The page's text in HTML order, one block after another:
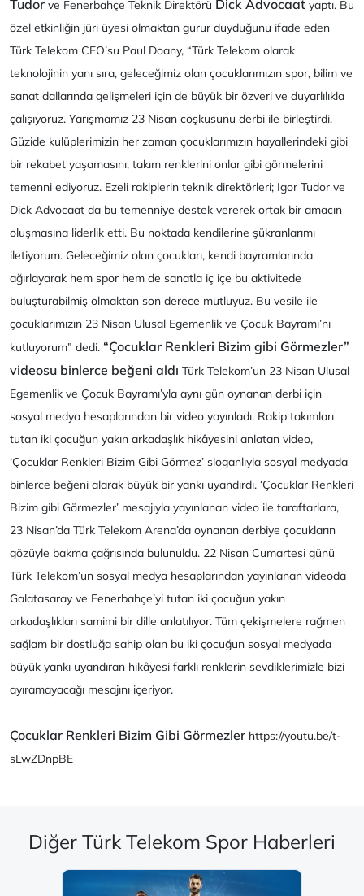
Tudor ve Fenerbahçe Teknik Direktörü Dick Advocaat yaptı. Bu
özel etkinliğin jüri üyesi olmaktan gurur duyduğunu ifade eden
Türk Telekom CEO’su Paul Doany, “Türk Telekom olarak
teknolojinin yanı sıra, geleceğimiz olan çocuklarımızın spor, bilim ve
sanat dallarında gelişmeleri için de büyük bir özveri ve duyarlılıkla
çalışıyoruz. Yarışmamız 23 Nisan coşkusunu derbi ile birleştirdi.
Güzide kulüplerimizin her zaman çocuklarımızın hayallerindeki gibi
bir rekabet yaşamasını, takım renklerini onlar gibi görmelerini
temenni ediyoruz. Ezeli rakiplerin teknik direktörleri; Igor Tudor ve
Dick Advocaat da bu temenniye destek vererek ortak bir amacın
oluşmasına liderlik etti. Bu noktada kendilerine şükranlarımı
iletiyorum. Geleceğimiz olan çocukları, kendi bayramlarında
ağırlayarak hem spor hem de sanatla iç içe bu aktivitede
buluşturabilmiş olmaktan son derece mutluyuz. Bu vesile ile
çocuklarımızın 23 Nisan Ulusal Egemenlik ve Çocuk Bayramı’nı
kutluyorum” dedi. “Çocuklar Renkleri Bizim gibi Görmezler”
videosu binlerce beğeni aldı Türk Telekom’un 23 Nisan Ulusal
Egemenlik ve Çocuk Bayramı’yla aynı gün oynanan derbi için
sosyal medya hesaplarından bir video yayınladı. Rakip takımları
tutan iki çocuğun yakın arkadaşlık hikâyesini anlatan video,
‘Çocuklar Renkleri Bizim Gibi Görmez’ sloganlıyla sosyal medyada
binlerce beğeni alarak büyük bir yankı uyandırdı. ‘Çocuklar Renkleri
Bizim gibi Görmezler’ mesajıyla yayınlanan video ile taraftarlara,
23 Nisan’da Türk Telekom Arena’da oynanan derbiye çocukların
gözüyle bakma çağrısında bulunuldu. 22 Nisan Cumartesi günü
Türk Telekom’un sosyal medya hesaplarından yayınlanan videoda
Galatasaray ve Fenerbahçe’yi tutan iki çocuğun yakın
arkadaşlıkları samimi bir dille anlatılıyor. Tüm çekişmelere rağmen
sağlam bir dostluğa sahip olan bu iki çocuğun sosyal medyada
büyük yankı uyandıran hikâyesi farklı renklerin sevdiklerimizle bizi
ayıramayacağı mesajını içeriyor.
Çocuklar Renkleri Bizim Gibi Görmezler https://youtu.be/t-
sLwZDnpBE
Diğer Türk Telekom Spor Haberleri